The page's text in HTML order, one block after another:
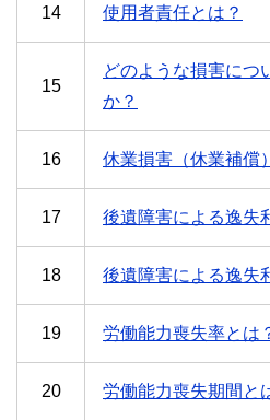
14 使用者責任とは？
15
どのような損害につ
か？
16 休業損害（休業補償
17 後遺障害による逸失
18 後遺障害による逸失
19 労働能力喪失率とは
20 労働能力喪失期間と